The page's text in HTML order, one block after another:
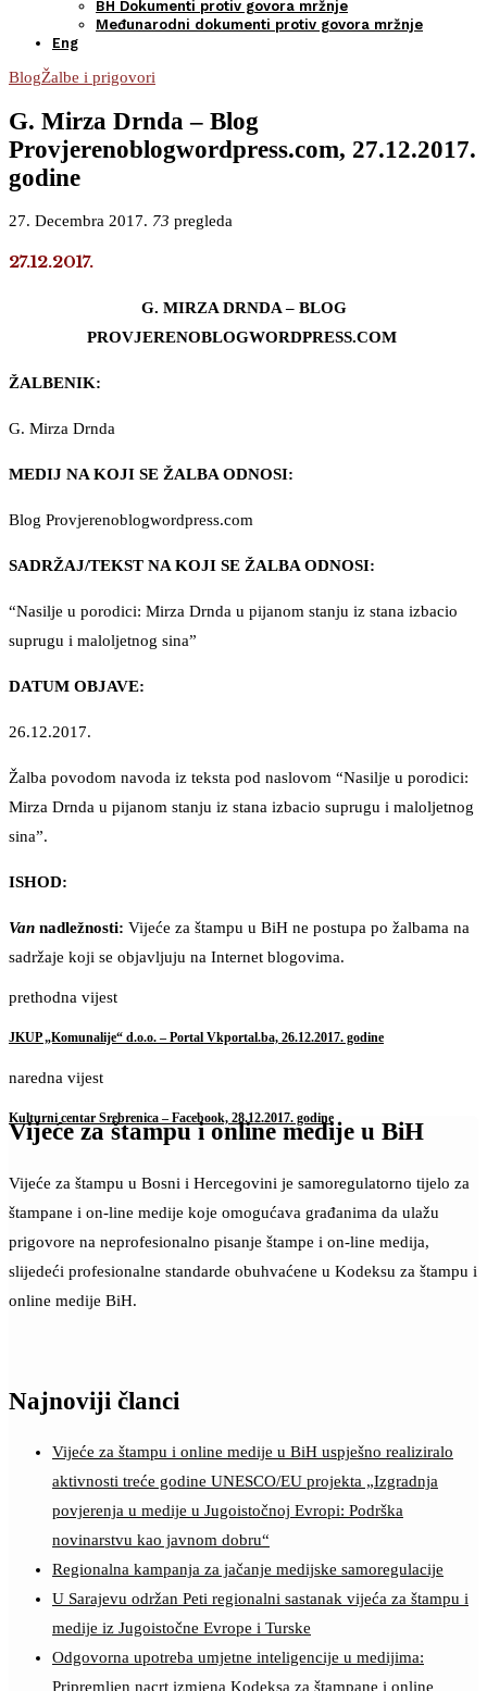
BH Dokumenti protiv govora mržnje
Međunarodni dokumenti protiv govora mržnje
Eng
BlogŽalbe i prigovori
G. Mirza Drnda – Blog
Provjerenoblogwordpress.com, 27.12.2017.
godine
27. Decembra 2017. 73 pregleda
27.12.2017.
G. MIRZA DRNDA – BLOG
PROVJERENOBLOGWORDPRESS.COM
ŽALBENIK:
G. Mirza Drnda
MEDIJ NA KOJI SE ŽALBA ODNOSI:
Blog Provjerenoblogwordpress.com
SADRŽAJ/TEKST NA KOJI SE ŽALBA ODNOSI:
“Nasilje u porodici: Mirza Drnda u pijanom stanju iz stana izbacio
suprugu i maloljetnog sina”
DATUM OBJAVE:
26.12.2017.
Žalba povodom navoda iz teksta pod naslovom “Nasilje u porodici:
Mirza Drnda u pijanom stanju iz stana izbacio suprugu i maloljetnog
sina”.
ISHOD:
Van nadležnosti: Vijeće za štampu u BiH ne postupa po žalbama na
sadržaje koji se objavljuju na Internet blogovima.
prethodna vijest
JKUP „Komunalije“ d.o.o. – Portal Vkportal.ba, 26.12.2017. godine
naredna vijest
Kulturni centar Srebrenica – Facebook, 28.12.2017. godine
Vijeće za štampu i online medije u BiH
Vijeće za štampu u Bosni i Hercegovini je samoregulatorno tijelo za
štampane i on-line medije koje omogućava građanima da ulažu
prigovore na neprofesionalno pisanje štampe i on-line medija,
slijedeći profesionalne standarde obuhvaćene u Kodeksu za štampu i
online medije BiH.
Najnoviji članci
Vijeće za štampu i online medije u BiH uspješno realiziralo
aktivnosti treće godine UNESCO/EU projekta „Izgradnja
povjerenja u medije u Jugoistočnoj Evropi: Podrška
novinarstvu kao javnom dobru“
Regionalna kampanja za jačanje medijske samoregulacije
U Sarajevu održan Peti regionalni sastanak vijeća za štampu i
medije iz Jugoistočne Evrope i Turske
Odgovorna upotreba umjetne inteligencije u medijima:
Pripremljen nacrt izmjena Kodeksa za štampane i online